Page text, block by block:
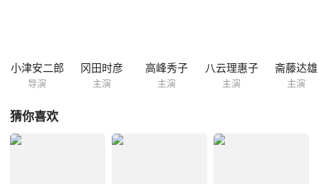
小津安二郎
导演
冈田时彦
主演
高峰秀子
主演
八云理惠子
主演
斋藤达雄
主演
猜你喜欢